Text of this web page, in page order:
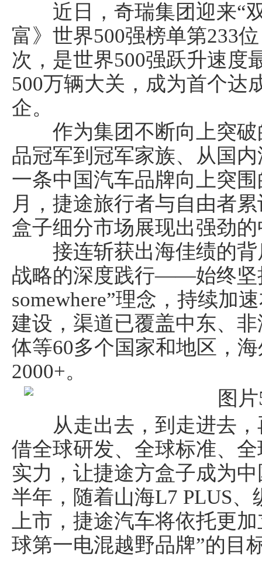
近日，奇瑞集团迎来“双
富》世界500强榜单第233
次，是世界500强跃升速度
500万辆大关，成为首个达
企。
作为集团不断向上突破
品冠军到冠军家族、从国
一条中国汽车品牌向上突
月，捷途旅行者与自由者
盒子细分市场展现出强劲
接连斩获出海佳绩的背
战略的深度践行——始终坚
somewhere”理念，持续加
建设，渠道已覆盖中东、
体等60多个国家和地区，
2000+。
从走出去，到走进去，
借全球研发、全球标准、
实力，让捷途方盒子成为
半年，随着山海L7 PLUS
上市，捷途汽车将依托更
球第一电混越野品牌”的目